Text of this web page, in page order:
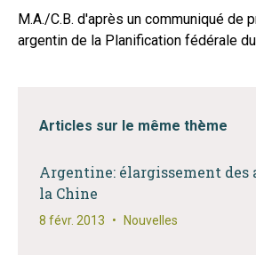
M.A./C.B. d'après un communiqué de
argentin de la Planification fédérale
Articles sur le même thème
Argentine: élargissement des
la Chine
8 févr. 2013 • Nouvelles